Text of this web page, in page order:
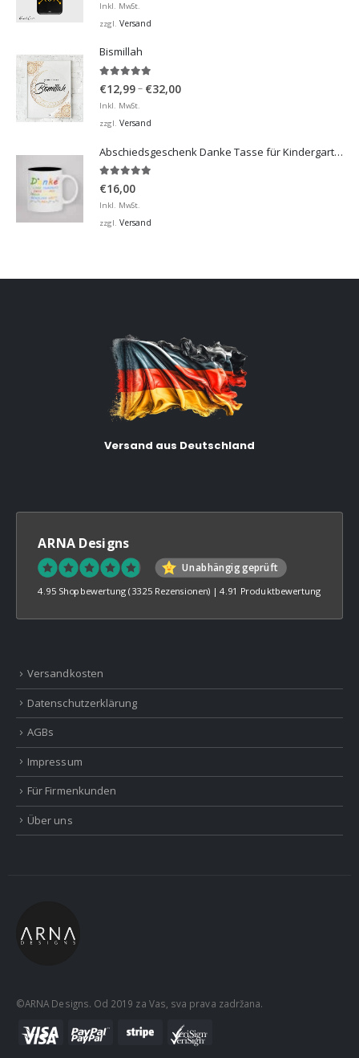
Inkl. MwSt.
zzgl. Versand
Bismillah
5.00von 5
€12,99– €32,00Preisspanne:
Inkl. MwSt.
zzgl. Versand
Abschiedsgeschenk Danke Tasse für Kindergarten, Hort
5.00von 5
€16,00
Inkl. MwSt.
zzgl. Versand
Versand aus Deutschland
ARNA Designs
Unabhängig geprüft
4.95 Shopbewertung (3325 Rezensionen) |4.91 Produktbewertung
Versandkosten
Datenschutzerklärung
AGBs
Impressum
Für Firmenkunden
Über uns
©ARNA Designs. Od 2019 za Vas, sva prava zadržana.